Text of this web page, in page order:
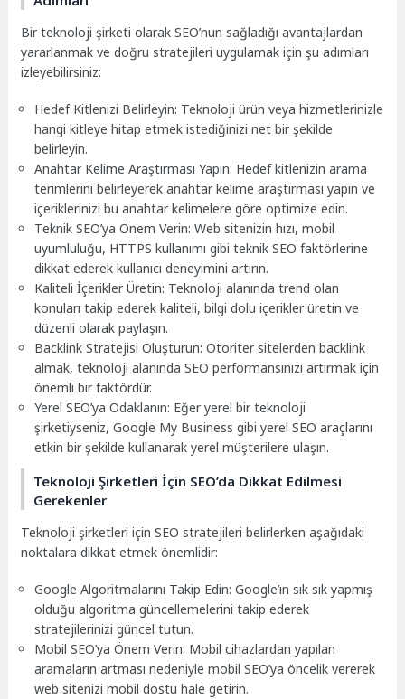
Bir teknoloji şirketi olarak SEO’nun sağladığı avantajlardan
yararlanmak ve doğru stratejileri uygulamak için şu adımları
izleyebilirsiniz:
Hedef Kitlenizi Belirleyin: Teknoloji ürün veya hizmetlerinizle
hangi kitleye hitap etmek istediğinizi net bir şekilde
belirleyin.
Anahtar Kelime Araştırması Yapın: Hedef kitlenizin arama
terimlerini belirleyerek anahtar kelime araştırması yapın ve
içeriklerinizi bu anahtar kelimelere göre optimize edin.
Teknik SEO’ya Önem Verin: Web sitenizin hızı, mobil
uyumluluğu, HTTPS kullanımı gibi teknik SEO faktörlerine
dikkat ederek kullanıcı deneyimini artırın.
Kaliteli İçerikler Üretin: Teknoloji alanında trend olan
konuları takip ederek kaliteli, bilgi dolu içerikler üretin ve
düzenli olarak paylaşın.
Backlink Stratejisi Oluşturun: Otoriter sitelerden backlink
almak, teknoloji alanında SEO performansınızı artırmak için
önemli bir faktördür.
Yerel SEO’ya Odaklanın: Eğer yerel bir teknoloji
şirketiyseniz, Google My Business gibi yerel SEO araçlarını
etkin bir şekilde kullanarak yerel müşterilere ulaşın.
Teknoloji Şirketleri İçin SEO’da Dikkat Edilmesi
Gerekenler
Teknoloji şirketleri için SEO stratejileri belirlerken aşağıdaki
noktalara dikkat etmek önemlidir:
Google Algoritmalarını Takip Edin: Google’ın sık sık yapmış
olduğu algoritma güncellemelerini takip ederek
stratejilerinizi güncel tutun.
Mobil SEO’ya Önem Verin: Mobil cihazlardan yapılan
aramaların artması nedeniyle mobil SEO’ya öncelik vererek
web sitenizi mobil dostu hale getirin.